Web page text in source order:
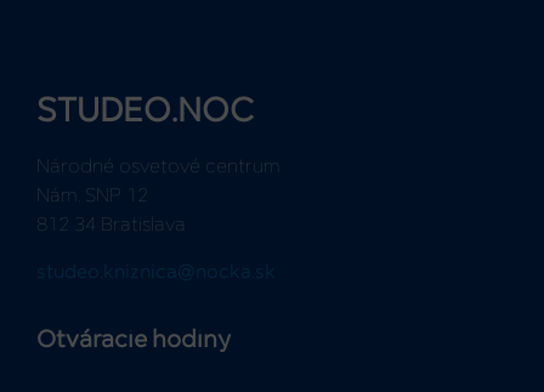
STUDEO.NOC
Národné osvetové centrum
Nám. SNP 12
812 34 Bratislava
studeo.kniznica@nocka.sk
Otváracie hodiny